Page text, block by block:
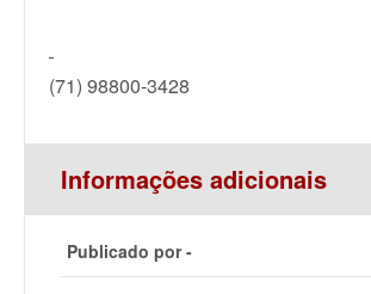
(71) 98800-3428
Informações adicionais
Publicado por -